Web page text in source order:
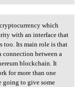
which
with an interface that
too. Its main role is that
connection between a
blockchain. It
for more than one
going to give some